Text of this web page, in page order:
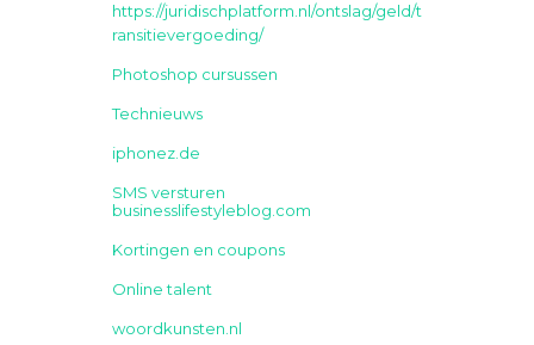
https://juridischplatform.nl/ontslag/geld/t
ransitievergoeding/
Photoshop cursussen
Technieuws
iphonez.de
SMS versturen
businesslifestyleblog.com
Kortingen en coupons
Online talent
woordkunsten.nl